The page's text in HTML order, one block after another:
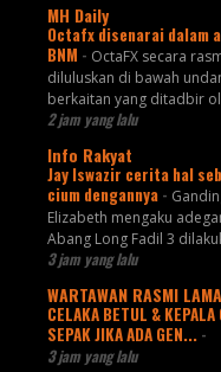
MH Daily
Octafx disenarai dalam
BNM - OctaFX secara
diluluskan di bawah
berkaitan yang ditadbir
2 jam yang lalu
Info Rakyat
Jay Iswazir cerita hal
cium dengannya -
Elizabeth mengaku
Abang Long Fadil 3
3 jam yang lalu
WARTAWAN RASMI
CELAKA BETUL & KEPALA
SEPAK JIKA ADA GEN... -
3 jam yang lalu